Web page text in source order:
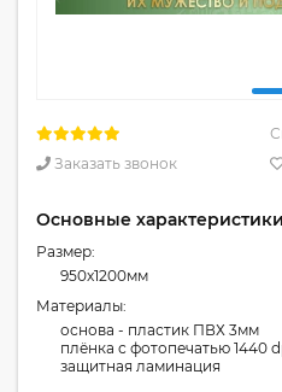
Заказать звонок
Основные характеристики
Размер:
950x1200мм
Материалы:
основа - пластик ПВХ 3мм
плёнка с фотопечатью 1440
защитная ламинация